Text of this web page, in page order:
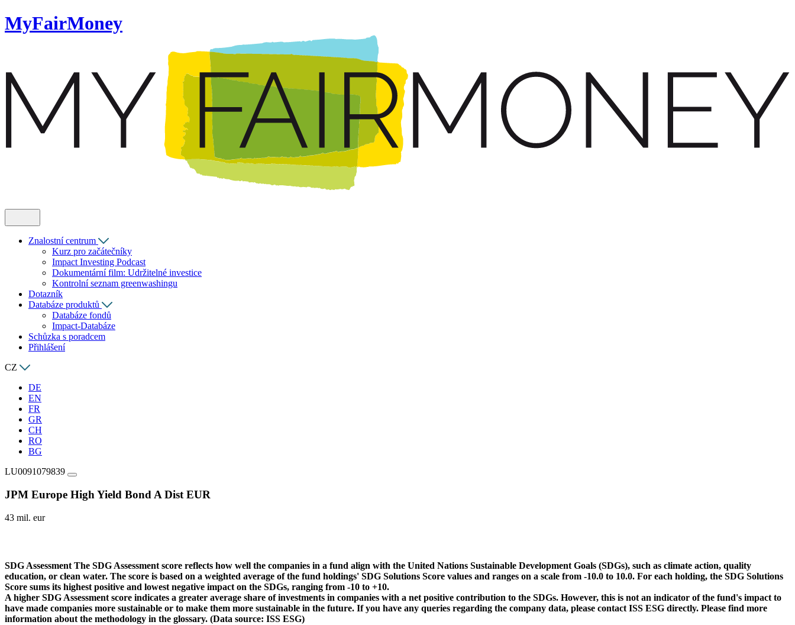
MyFairMoney
Znalostní centrum
Kurz pro začátečníky
Impact Investing Podcast
Dokumentární film: Udržitelné investice
Kontrolní seznam greenwashingu
Dotazník
Databáze produktů
Databáze fondů
Impact-Databáze
Schůzka s poradcem
Přihlášení
CZ
DE
EN
FR
GR
CH
RO
BG
LU0091079839
JPM Europe High Yield Bond A Dist EUR
43 mil. eur
SDG Assessment The SDG Assessment score reflects how well the companies in a fund align with the United Nations Sustainable Development Goals (SDGs), such as climate action, quality
education, or clean water. The score is based on a weighted average of the fund holdings' SDG Solutions Score values and ranges on a scale from -10.0 to 10.0. For each holding, the SDG Solutions
Score sums its highest positive and lowest negative impact on the SDGs, ranging from -10 to +10.
A higher SDG Assessment score indicates a greater average share of investments in companies with a net positive contribution to the SDGs. However, this is not an indicator of the fund's impact to
have made companies more sustainable or to make them more sustainable in the future. If you have any queries regarding the company data, please contact ISS ESG directly. Please find more
information about the methodology in the glossary. (Data source: ISS ESG)